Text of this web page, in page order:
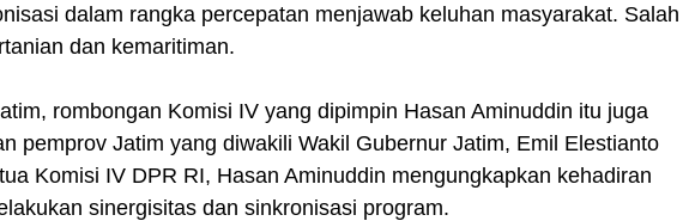
dalam rangka percepatan menjawab keluhan masyarakat. Salah
dan kemaritiman.
rombongan Komisi IV yang dipimpin Hasan Aminuddin itu juga
pemprov Jatim yang diwakili Wakil Gubernur Jatim, Emil Elestianto
Komisi IV DPR RI, Hasan Aminuddin mengungkapkan kehadiran
sinergisitas dan sinkronisasi program.